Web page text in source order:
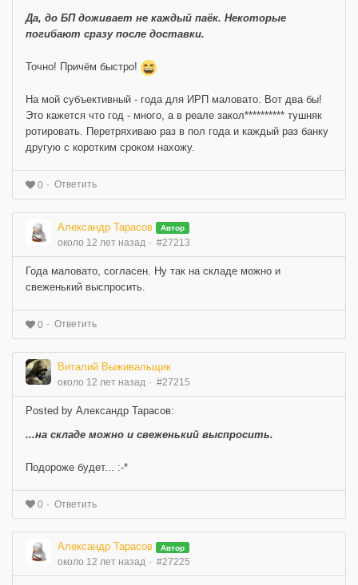
Да, до БП доживает не каждый паёк. Некоторые
погибают сразу после доставки.
Точно! Причём быстро!
На мой субъективный - года для ИРП маловато. Вот два бы!
Это кажется что год - много, а в реале закол********** тушняк
ротировать. Перетряхиваю раз в пол года и каждый раз банку
другую с коротким сроком нахожу.
0 Ответить
Александр Тарасов Автор
около 12 лет назад #27213
Года маловато, согласен. Ну так на складе можно и
свеженький выспросить.
0 Ответить
Виталий Выживальщик
около 12 лет назад #27215
Posted by Александр Тарасов:
...на складе можно и свеженький выспросить.
Подороже будет... :-*
0 Ответить
Александр Тарасов Автор
около 12 лет назад #27225